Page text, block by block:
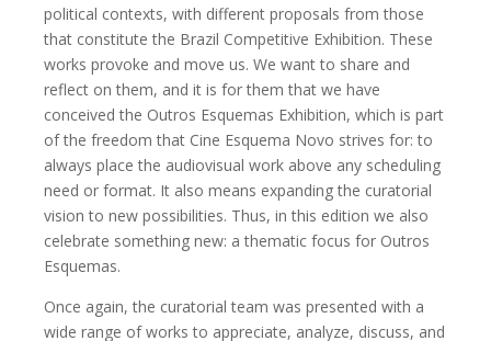
political contexts, with different proposals from those
that constitute the Brazil Competitive Exhibition. These
works provoke and move us. We want to share and
reflect on them, and it is for them that we have
conceived the Outros Esquemas Exhibition, which is part
of the freedom that Cine Esquema Novo strives for: to
always place the audiovisual work above any scheduling
need or format. It also means expanding the curatorial
vision to new possibilities. Thus, in this edition we also
celebrate something new: a thematic focus for Outros
Esquemas.
Once again, the curatorial team was presented with a
wide range of works to appreciate, analyze, discuss, and